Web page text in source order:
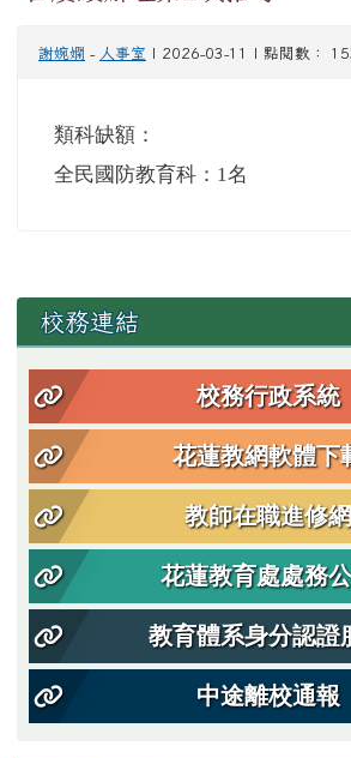
謝婉嫻 - 人事室 | 2026-03-11 | 點閱數：
類科缺額：
全民國防教育科： 1名
左邊區域內容
校務連結
校務行政系統
花蓮教網軟體下
教師在職進修網
花蓮教育處處務
教育體系身分認證
中途離校通報